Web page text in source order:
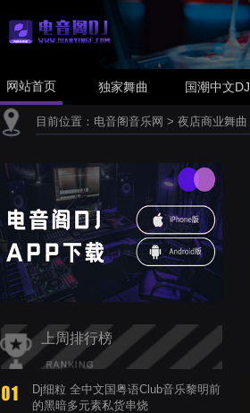
网站首页 独家舞曲 国潮中文DJ
目前位置： 电音阁音乐网 > 夜店商业舞曲
上周排行榜
Dj细粒 全中文国粤语Club音乐黎明前
的黑暗多元素私货串烧